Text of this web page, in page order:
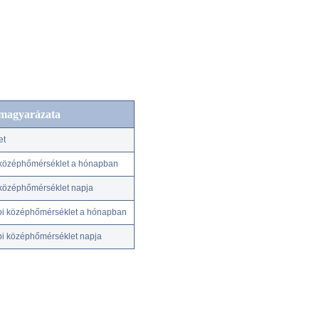
a hónapban
napja
középhőmérséklet a hónapban
középhőmérséklet napja